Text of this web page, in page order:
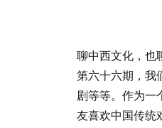
聊中西文化，也
第六十六期，我
剧等等。作为一
友喜欢中国传统